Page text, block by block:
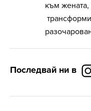
към
Последвай ни в